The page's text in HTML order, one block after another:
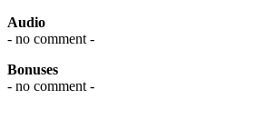
Audio
- no comment -
Bonuses
- no comment -